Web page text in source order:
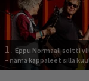
1. Eppu Normaali soitti
– nämä kappaleet sillä